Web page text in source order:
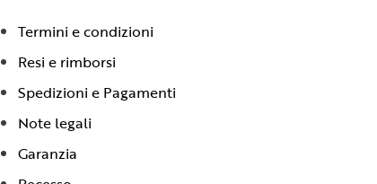
Termini e condizioni
Resi e rimborsi
Spedizioni e Pagamenti
Note legali
Garanzia